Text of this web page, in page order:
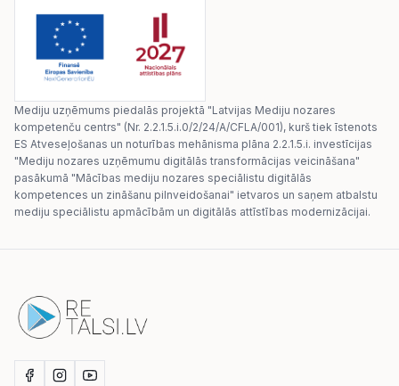
Mediju uzņēmums piedalās projektā "Latvijas Mediju nozares
kompetenču centrs" (Nr. 2.2.1.5.i.0/2/24/A/CFLA/001), kurš tiek īstenots
ES Atveseļošanas un noturības mehānisma plāna 2.2.1.5.i. investīcijas
"Mediju nozares uzņēmumu digitālās transformācijas veicināšana"
pasākumā "Mācības mediju nozares speciālistu digitālās
kompetences un zināšanu pilnveidošanai" ietvaros un saņem atbalstu
mediju speciālistu apmācībām un digitālās attīstības modernizācijai.